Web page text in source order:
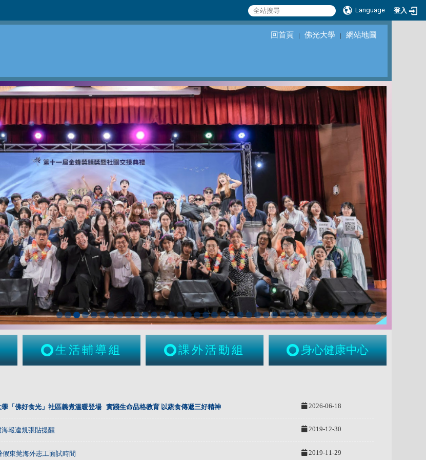
Language 登入
回首頁 ｜ 佛光大學 ｜ 網站地圖
生活輔導組 課外活動組 身心健康中心
學「佛好食光」社區義煮溫暖登場實踐生命品格教育 以蔬食傳遞三好精神 2026-06-18
報違規張貼提醒 2019-12-30
假東莞海外志工面試時間 2019-11-29